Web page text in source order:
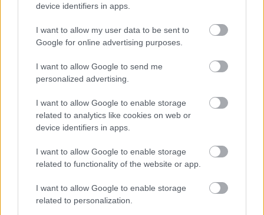
device identifiers in apps.
I want to allow my user data to be sent to
Google for online advertising purposes.
I want to allow Google to send me
personalized advertising.
I want to allow Google to enable storage
related to analytics like cookies on web or
device identifiers in apps.
I want to allow Google to enable storage
related to functionality of the website or app.
I want to allow Google to enable storage
related to personalization.
Kiosztották a Magyar Teátrum
Díjakat
szinhazhu•2015. december 20.
Hatodik alkalommal adták át szombaton a
háttérszakmák elismerésére hivatott Magyar
Teátrum Díjat.